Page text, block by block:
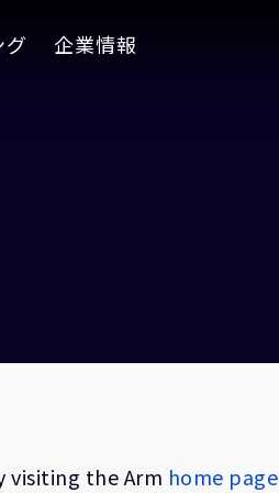
企業情報
visiting the Arm home page